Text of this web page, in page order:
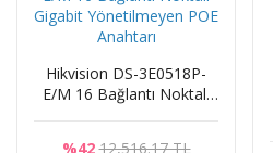
1,396.03 TL
962.78 TL
Power Jack Erkek
Hikvision DS-3E0518P-
E/M 16 Bağlantı Noktalı
%42 12,516.17 TL